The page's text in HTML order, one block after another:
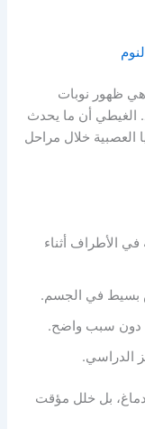
هي ظهور نوبات
الغيطي أن ما يحدث
العصبية خلال مراحل
الأطراف أثناء
بسيط في الجسم.
دون سبب واضح.
الدراسي.
بل خلل مؤقت